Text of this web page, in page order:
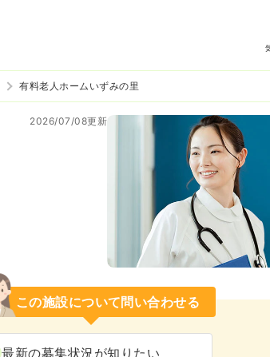
有料老人ホームいずみの里
2026/07/08更新
この施設について問い合わせる
最新の募集状況が知りたい